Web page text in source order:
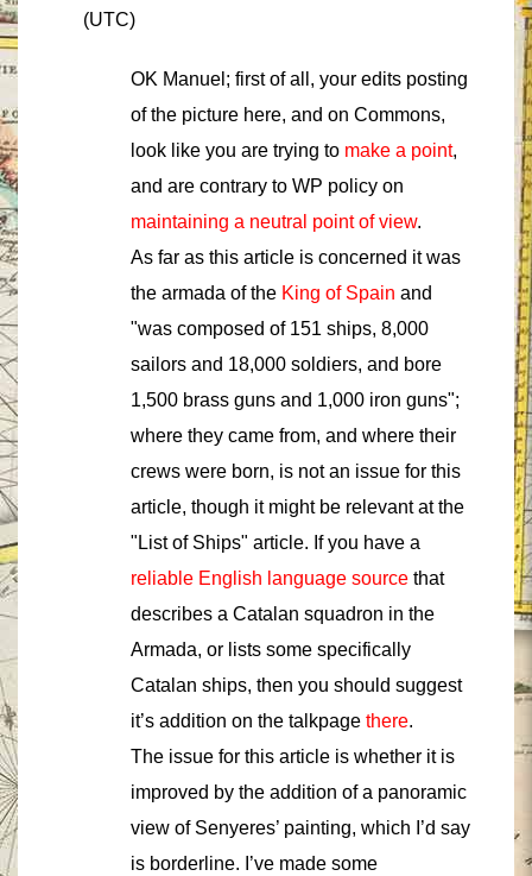
(UTC)
OK Manuel; first of all, your edits posting
of the picture here, and on Commons,
look like you are trying to make a point,
and are contrary to WP policy on
maintaining a neutral point of view.
As far as this article is concerned it was
the armada of the King of Spain and
"was composed of 151 ships, 8,000
sailors and 18,000 soldiers, and bore
1,500 brass guns and 1,000 iron guns";
where they came from, and where their
crews were born, is not an issue for this
article, though it might be relevant at the
"List of Ships" article. If you have a
reliable English language source that
describes a Catalan squadron in the
Armada, or lists some specifically
Catalan ships, then you should suggest
it’s addition on the talkpage there.
The issue for this article is whether it is
improved by the addition of a panoramic
view of Senyeres’ painting, which I’d say
is borderline. I’ve made some